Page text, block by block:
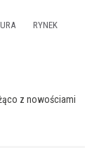
RYNEK
z nowościami